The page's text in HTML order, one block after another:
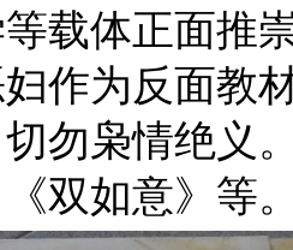
载体正面推
作为反面教
勿枭情绝义
双如意》等